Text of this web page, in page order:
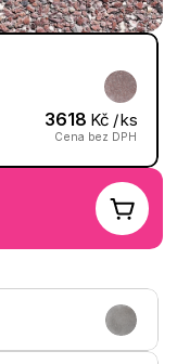
3618 Kč / ks
Cena bez DPH